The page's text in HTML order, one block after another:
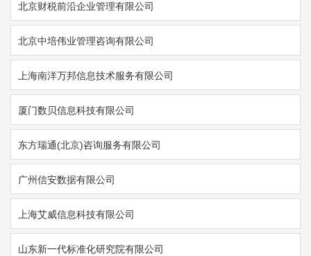
北京财税前沿企业管理有限公司
北京中培伟业管理咨询有限公司
上海南洋万邦信息技术服务有限公司
厦门数贝信息科技有限公司
东方瑞通(北京)咨询服务有限公司
广州信安数据有限公司
上海艾威信息科技有限公司
山东新一代标准化研究院有限公司